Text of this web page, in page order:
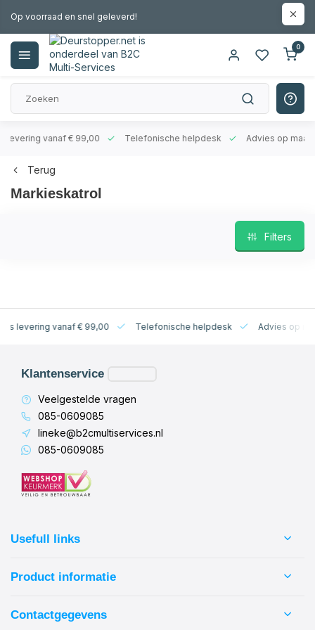
Op voorraad en snel geleverd!
0
vanaf € 99,00 Telefonische helpdesk Advies op maat
Terug
Markieskatrol
Filters
vanaf € 99,00 Telefonische helpdesk Advies op maat
Klantenservice
Veelgestelde vragen
085-0609085
lineke@b2cmultiservices.nl
085-0609085
Usefull links
Product informatie
Contactgegevens